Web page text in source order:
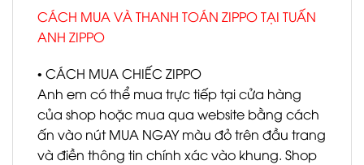
CÁCH MUA VÀ THANH TOÁN ZIPPO TẠI TUẤN
ANH ZIPPO
• CÁCH MUA CHIẾC ZIPPO
Anh em có thể mua trực tiếp tại cửa hàng
của shop hoặc mua qua website bằng cách
ấn vào nút MUA NGAY màu đỏ trên đầu trang
và điền thông tin chính xác vào khung. Shop